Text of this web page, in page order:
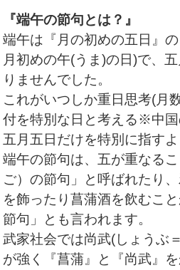
『端午の節句とは？』
端午は『月の初めの五日』の
月初めの午(うま)の日)で、
りませんでした。
これがいつしか重日思考(月
付を特別な日と考える※中国
五月五日だけを特別に指すよ
端午の節句は、五が重なる
ご）の節句」と呼ばれたり
を飾ったり菖蒲酒を飲むこ
節句」とも言われます。
武家社会では尚武(しょうぶ
が強く『菖蒲』と『尚武』